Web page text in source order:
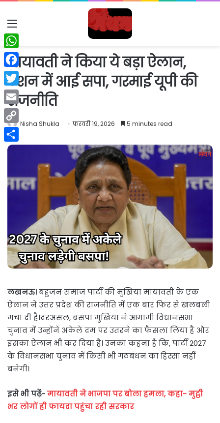
Menu
मायावती ने किया ये बड़ा ऐलान,
टेंशन में आई सपा, गरमाई यूपी की
राजनीति
Nisha Shukla फ़रवरी 19, 2026 5 minutes read
लखनऊ।बहुजन समाज पार्टी की मुखिया मायावती के एक
ऐलान ने उत्तर प्रदेश की राजनीति में एक बार फिर से खलबली
मचा दी है।दरअसल, बसपा मुखिया ने आगामी विधानसभा
चुनाव में उन्होंने अकेले दम पर उतरने का फैसला लिया है और
इसका ऐलान भी कर दिया है। उनका कहना है कि, पार्टी 2027
के विधानसभा चुनाव में किसी भी गठबंधन का हिस्सा नहीं
बनेगी।
इसे भी पढ़ें-मायावती ने भाजपा पर बोला हमला, कहा- मुट्ठी
भर लोगों ही फायदा पहुंचा रही सरकार
WhatsApp
Facebook
Twitter
Email
Copy
Link
Share